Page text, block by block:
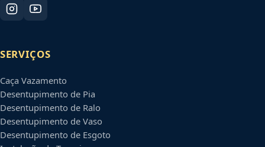
SERVIÇOS
Caça Vazamento
Desentupimento de Pia
Desentupimento de Ralo
Desentupimento de Vaso
Desentupimento de Esgoto